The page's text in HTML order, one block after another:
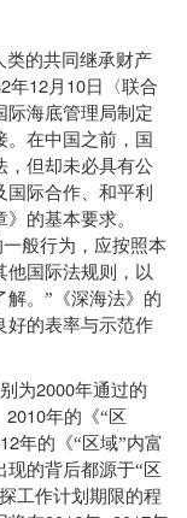
类的共同继承财产
年12月 10日〈联合
际海底管理局制定
。在中国之前，国
，但却未必具有公
际合作、和平利
的基本要求。
一般行为，应按照本
他国际法规则，以
。”《深海法》的
好的表率与示范作
为2000年通过的
2010年的《“区
年的《“区域”内富
的背后都源于“区
工作计划期限的程